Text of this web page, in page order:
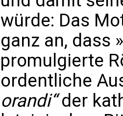
würde: Das
ganz an, dass
promulgierte
ordentliche
orandi“der